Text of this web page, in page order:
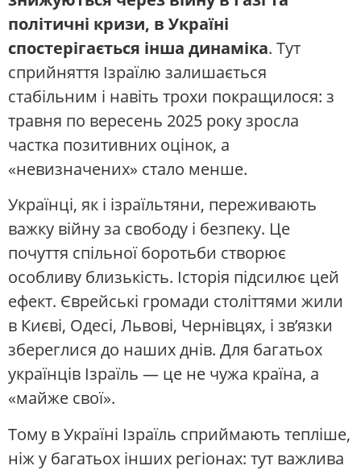
політичні кризи, в Україні
спостерігається інша динаміка. Тут
сприйняття Ізраїлю залишається
стабільним і навіть трохи покращилося: з
травня по вересень 2025 року зросла
частка позитивних оцінок, а
«невизначених» стало менше.
Українці, як і ізраїльтяни, переживають
важку війну за свободу і безпеку. Це
почуття спільної боротьби створює
особливу близькість. Історія підсилює цей
ефект. Єврейські громади століттями жили
в Києві, Одесі, Львові, Чернівцях, і зв’язки
збереглися до наших днів. Для багатьох
українців Ізраїль — це не чужа країна, а
«майже свої».
Тому в Україні Ізраїль сприймають тепліше,
ніж у багатьох інших регіонах: тут важлива